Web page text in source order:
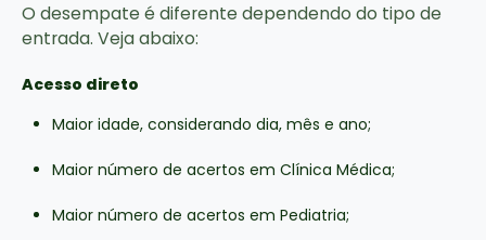
O desempate é diferente dependendo do tipo de
entrada. Veja abaixo:
Acesso direto
Maior idade, considerando dia, mês e ano;
Maior número de acertos em Clínica Médica;
Maior número de acertos em Pediatria;